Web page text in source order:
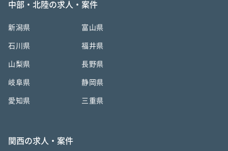
中部・北陸の求人・案件
新潟県 富山県
石川県 福井県
山梨県 長野県
岐阜県 静岡県
愛知県 三重県
関西の求人・案件